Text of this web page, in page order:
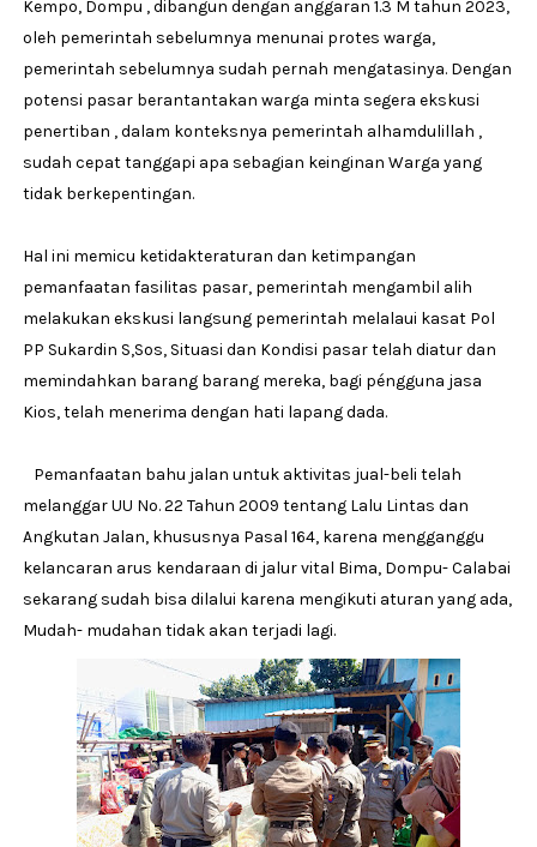
Kempo, Dompu , dibangun dengan anggaran 1.3 M tahun 2023,
oleh pemerintah sebelumnya menunai protes warga,
pemerintah sebelumnya sudah pernah mengatasinya. Dengan
potensi pasar berantantakan warga minta segera ekskusi
penertiban , dalam konteksnya pemerintah alhamdulillah ,
sudah cepat tanggapi apa sebagian keinginan Warga yang
tidak berkepentingan.
Hal ini memicu ketidakteraturan dan ketimpangan
pemanfaatan fasilitas pasar, pemerintah mengambil alih
melakukan ekskusi langsung pemerintah melalaui kasat Pol
PP Sukardin S,Sos, Situasi dan Kondisi pasar telah diatur dan
memindahkan barang barang mereka, bagi péngguna jasa
Kios, telah menerima dengan hati lapang dada.
Pemanfaatan bahu jalan untuk aktivitas jual-beli telah
melanggar UU No. 22 Tahun 2009 tentang Lalu Lintas dan
Angkutan Jalan, khususnya Pasal 164, karena mengganggu
kelancaran arus kendaraan di jalur vital Bima, Dompu- Calabai
sekarang sudah bisa dilalui karena mengikuti aturan yang ada,
Mudah- mudahan tidak akan terjadi lagi.